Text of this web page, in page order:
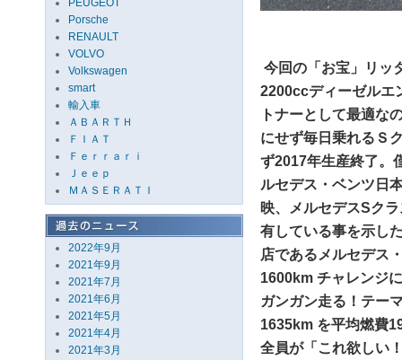
PEUGEOT
Porsche
RENAULT
VOLVO
Volkswagen
smart
輸入車
ＡＢＡＲＴＨ
ＦＩＡＴ
Ｆｅｒｒａｒｉ
Ｊｅｅｐ
ＭＡＳＥＲＡＴＩ
2022年9月
2021年9月
2021年7月
2021年6月
2021年5月
2021年4月
2021年3月
今回の「お宝」リッ
2200ccディーゼルエ
トナーとして最適な
にせず毎日乗れるＳ
ず2017年生産終了。
ルセデス・ベンツ日
映、メルセデスSク
有している事を示し
店であるメルセデス
1600km チャレンジ
ガンガン走る！テー
1635km を平均燃費
全員が「これ欲しい